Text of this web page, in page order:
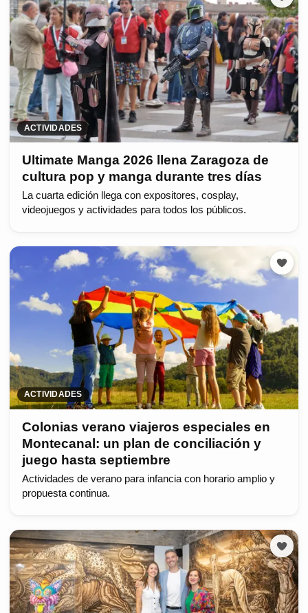
ACTIVIDADES
Ultimate Manga 2026 llena Zaragoza de
cultura pop y manga durante tres días
La cuarta edición llega con expositores, cosplay,
videojuegos y actividades para todos los públicos.
ACTIVIDADES
Colonias verano viajeros especiales en
Montecanal: un plan de conciliación y
juego hasta septiembre
Actividades de verano para infancia con horario amplio y
propuesta continua.